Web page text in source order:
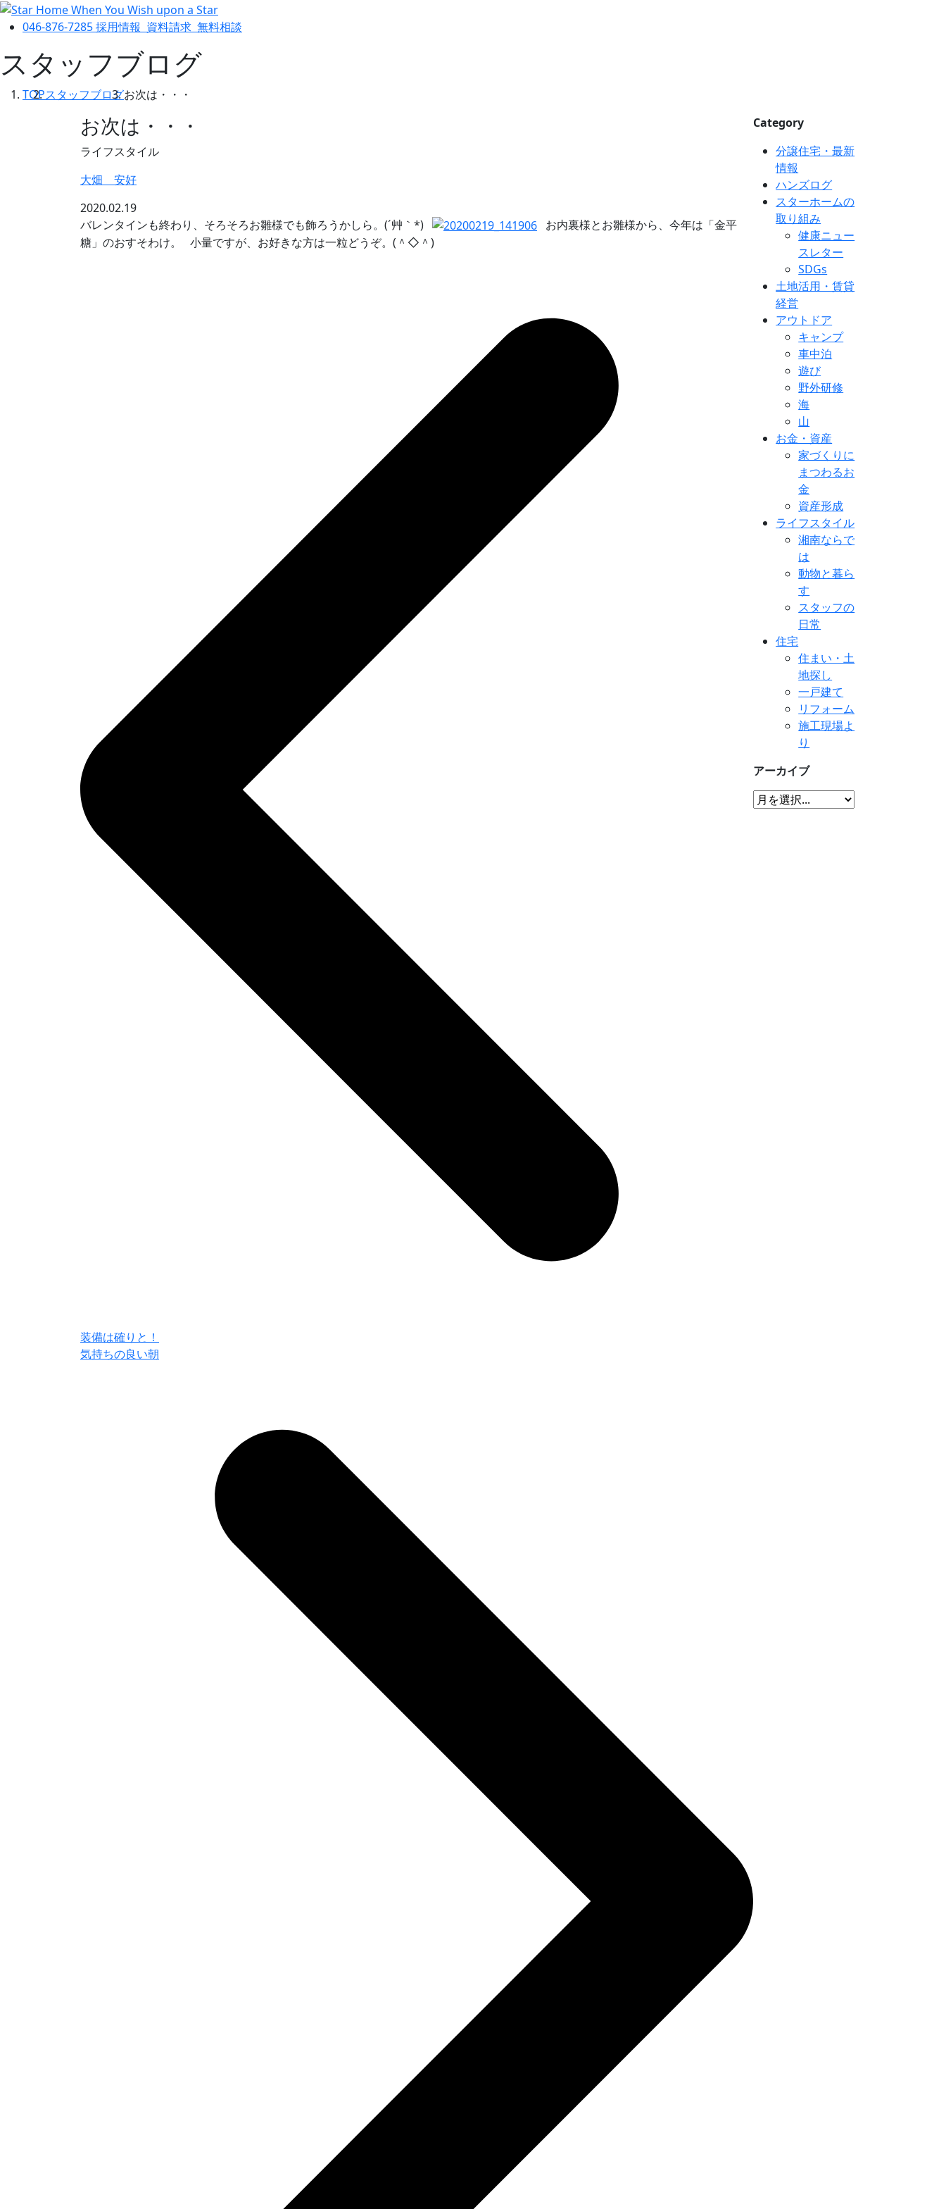
046-876-7285採用情報 資料請求 無料相談
スタッフブログ
TOPスタッフブログお次は・・・
お次は・・・
ライフスタイル
大畑 安好
2020.02.19
バレンタインも終わり、そろそろお雛様でも飾ろうかしら。(´艸｀*)
お内裏様とお雛様から、今年は「金平
糖」のおすそわけ。 小量ですが、お好きな方は一粒どうぞ。(＾◇＾)
装備は確りと！
気持ちの良い朝
Category
分譲住宅・最新
情報
ハンズログ
スターホームの
取り組み
健康ニュー
スレター
SDGs
土地活用・賃貸
経営
アウトドア
キャンプ
車中泊
遊び
野外研修
海
山
お金・資産
家づくりに
まつわるお
金
資産形成
ライフスタイル
湘南ならで
は
動物と暮ら
す
スタッフの
日常
住宅
住まい・土
地探し
一戸建て
リフォーム
施工現場よ
り
アーカイブ